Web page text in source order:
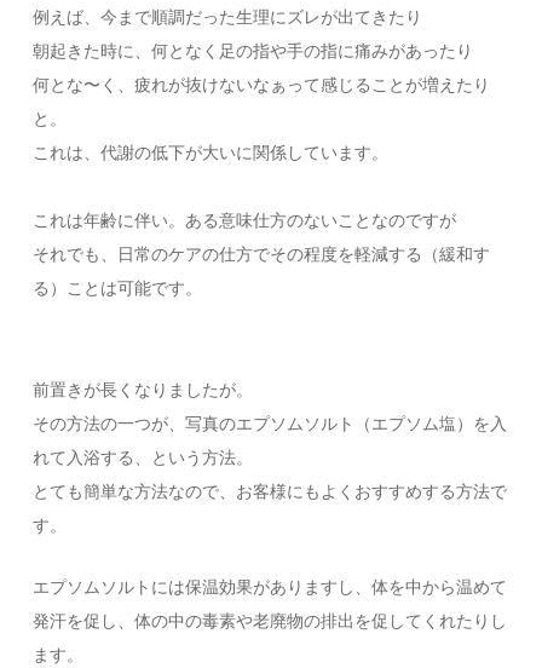
例えば、今まで順調だった生理にズレが出てきたり
朝起きた時に、何となく足の指や手の指に痛みがあったり
何とな〜く、疲れが抜けないなぁって感じることが増えたり
と。
これは、代謝の低下が大いに関係しています。
これは年齢に伴い。ある意味仕方のないことなのですが
それでも、日常のケアの仕方でその程度を軽減する（緩和す
る）ことは可能です。
前置きが長くなりましたが。
その方法の一つが、写真のエプソムソルト（エプソム塩）を入
れて入浴する、という方法。
とても簡単な方法なので、お客様にもよくおすすめする方法で
す。
エプソムソルトには保温効果がありますし、体を中から温めて
発汗を促し、体の中の毒素や老廃物の排出を促してくれたりし
ます。